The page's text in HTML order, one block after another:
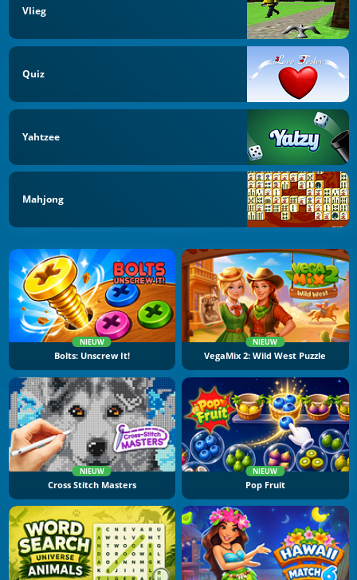
Vlieg
Quiz
Yahtzee
Mahjong
NIEUW
Bolts: Unscrew It!
NIEUW
VegaMix 2: Wild West Puzzle
NIEUW
Cross Stitch Masters
NIEUW
Pop Fruit